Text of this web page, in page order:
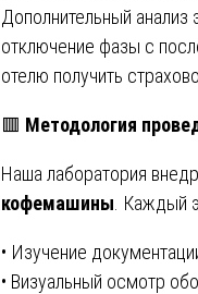
Дополнительный
отключение фазы с
отелю получить
🟥 Методология
Наша лаборатория
кофемашины . Каждый
• Изучение
• Визуальный осмотр